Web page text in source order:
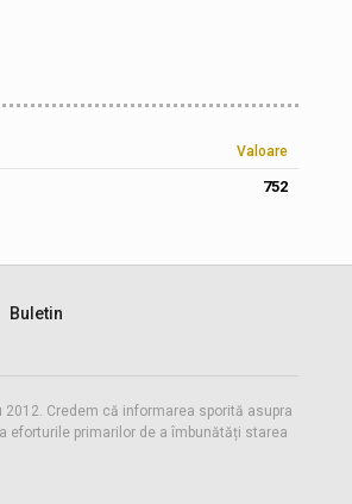
Valoare
752
Buletin
Credem că informarea sporită asupra
eforturile primarilor de a îmbunătăți starea